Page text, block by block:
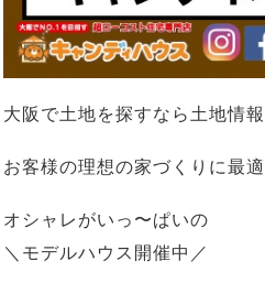
大阪で土地を探すなら土地情
お客様の理想の家づくりに最
オシャレがいっ〜ぱいの
＼モデルハウス開催中／